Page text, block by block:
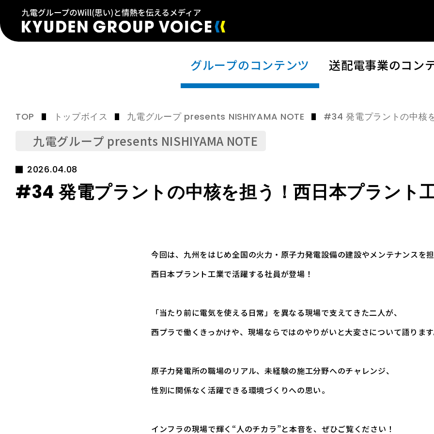
グループのコンテンツ 送配電事業のコン
TOP トップボイス 九電グループ presents NISHIYAMA NOTE #34 発電プラントの中核
九電グループ presents NISHIYAMA NOTE
2026.04.08
#34 発電プラントの中核を担う！西日本プラント
今回は、九州をはじめ全国の火力・原子力発電設備の建設やメンテナンスを担
西日本プラント工業で活躍する社員が登場！
「当たり前に電気を使える日常」を異なる現場で支えてきた二人が、
西プラで働くきっかけや、現場ならではのやりがいと大変さについて語ります
原子力発電所の職場のリアル、未経験の施工分野へのチャレンジ、
性別に関係なく活躍できる環境づくりへの思い――。
インフラの現場で輝く“人のチカラ”と本音を、ぜひご覧ください！